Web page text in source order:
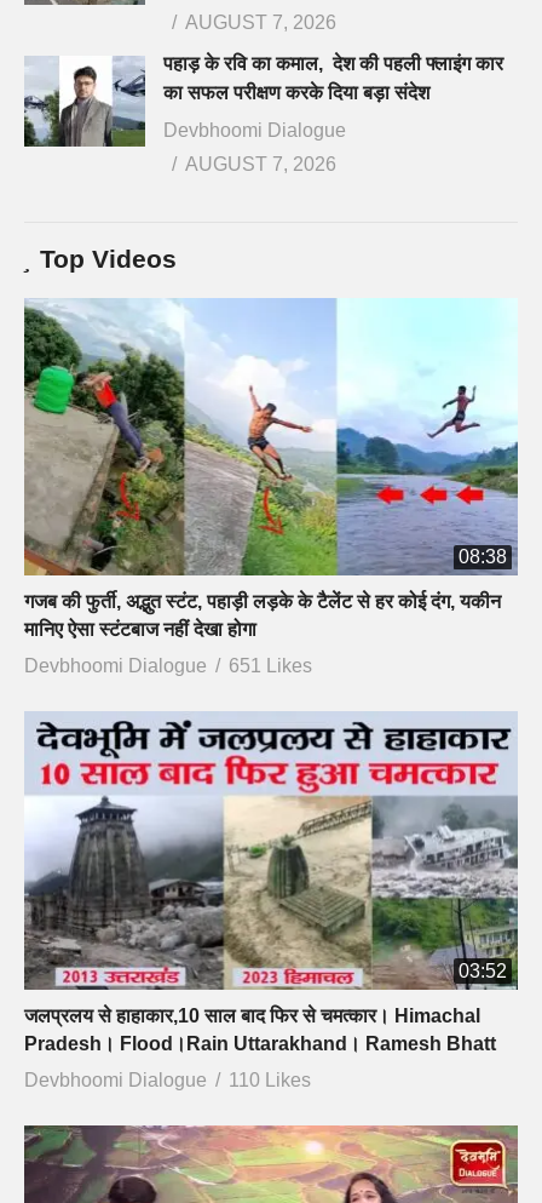
AUGUST 7, 2026
पहाड़ के रवि का कमाल, देश की पहली फ्लाइंग कार
का सफल परीक्षण करके दिया बड़ा संदेश
Devbhoomi Dialogue
AUGUST 7, 2026
Top Videos
08:38
गजब की फुर्ती, अद्भुत स्टंट, पहाड़ी लड़के के टैलेंट से हर कोई दंग, यकीन
मानिए ऐसा स्टंटबाज नहीं देखा होगा
Devbhoomi Dialogue
651 Likes
03:52
जलप्रलय से हाहाकार,10 साल बाद फिर से चमत्कार। Himachal
Pradesh। Flood।Rain Uttarakhand। Ramesh Bhatt
Devbhoomi Dialogue
110 Likes